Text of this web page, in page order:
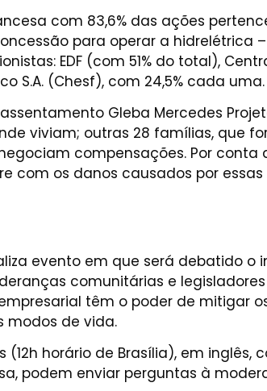
com 83,6% das ações
para operar a hidrelétrica
EDF (com 51% do total),
S.A. (Chesf), com 24,5% cada uma.
Gleba Mercedes
viviam; outras 28 famílias, que
compensações. Por
com os danos causados por
evento em que será debatido
comunitárias e
têm o poder de mitigar
modos de vida.
(12h horário de Brasília), em
podem enviar perguntas à